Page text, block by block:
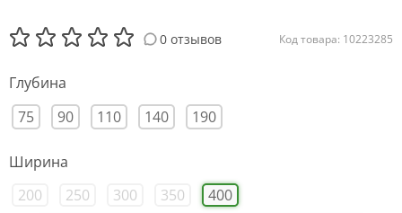
0 отзывов Код товара: 10223285
Глубина
75
90 110 140 190
Ширина
200
250 300 350 400